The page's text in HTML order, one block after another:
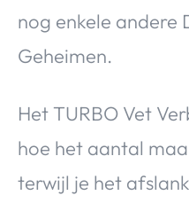
nog enkele andere
Geheimen.
Het TURBO Vet
hoe het aantal
terwijl je het